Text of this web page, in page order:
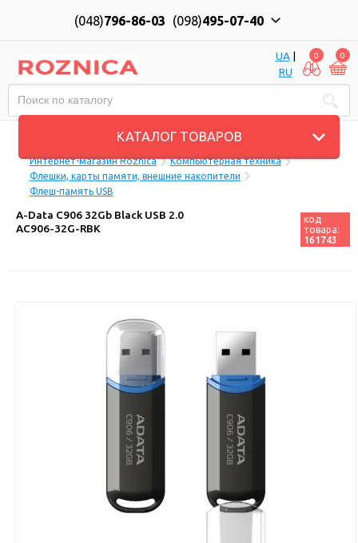
(048)796-86-03 (098)495-07-40
UA|
RU
0 0
КАТАЛОГ ТОВАРОВ
Интернет-магазин Roznica
Компьютерная техника
Флешки, карты памяти, внешние накопители
Флеш-память USB
A-Data C906 32Gb Black USB 2.0
AC906-32G-RBK
код
товара:
161743